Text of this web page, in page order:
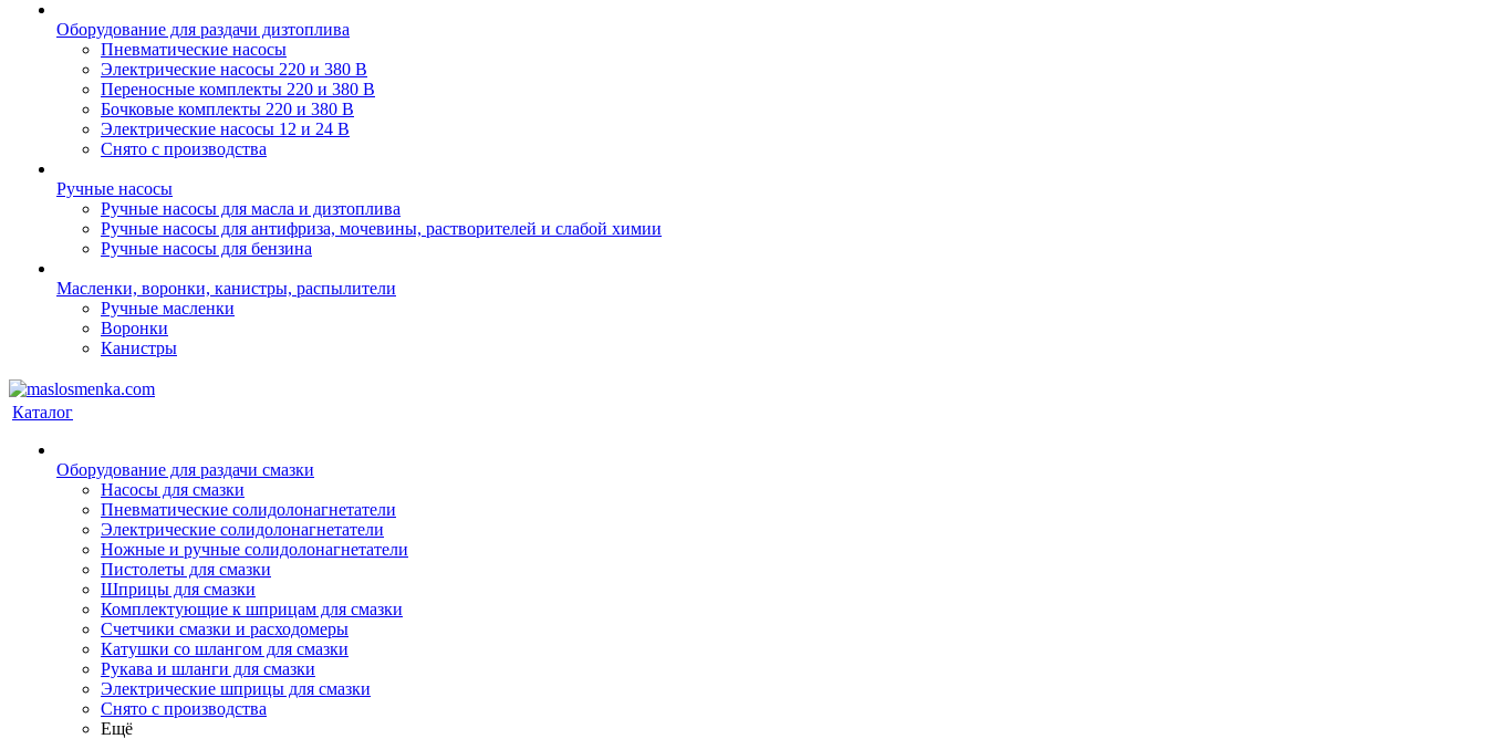
Оборудование для раздачи дизтоплива
Пневматические насосы
Электрические насосы 220 и 380 В
Переносные комплекты 220 и 380 В
Бочковые комплекты 220 и 380 В
Электрические насосы 12 и 24 В
Снято с производства
Ручные насосы
Ручные насосы для масла и дизтоплива
Ручные насосы для антифриза, мочевины, растворителей и слабой химии
Ручные насосы для бензина
Масленки, воронки, канистры, распылители
Ручные масленки
Воронки
Канистры
Каталог
Оборудование для раздачи смазки
Насосы для смазки
Пневматические солидолонагнетатели
Электрические солидолонагнетатели
Ножные и ручные солидолонагнетатели
Пистолеты для смазки
Шприцы для смазки
Комплектующие к шприцам для смазки
Счетчики смазки и расходомеры
Катушки со шлангом для смазки
Рукава и шланги для смазки
Электрические шприцы для смазки
Снято с производства
Ещё